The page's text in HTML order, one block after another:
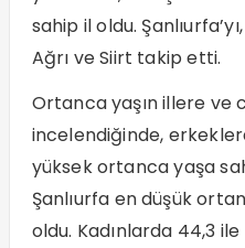
sahip il oldu.
Ağrı ve Siirt takip etti.
Ortanca yaşın illere ve
incelendiğinde,
yüksek ortanca yaşa
Şanlıurfa en düşük
oldu. Kadınlarda 44,3